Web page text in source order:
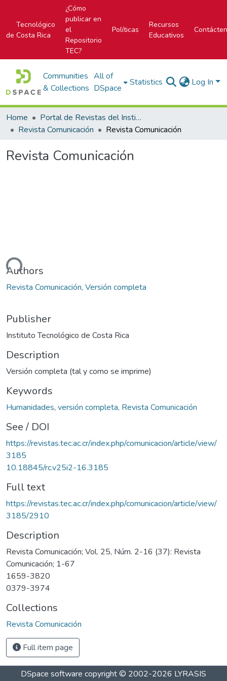
Tecnológico
de Costa Rica
¿Cómo
publicar en
el
Repositorio
TEC?
Políticas
Recursos
Educativos
Communities
& Collections
All of
DSpace
Statistics Log In
Home
Portal de Revistas del Instituto Tecnológico de Costa Rica
Revista Comunicación
Revista Comunicación
Revista Comunicación
Authors
Revista Comunicación, Versión completa
Publisher
Instituto Tecnológico de Costa Rica
Description
Versión completa (tal y como se imprime)
Keywords
Humanidades, versión completa, Revista Comunicación
See / DOI
https://revistas.tec.ac.cr/index.php/comunicacion/article/view/
3185
10.18845/rc.v25i2-16.3185
Full text
https://revistas.tec.ac.cr/index.php/comunicacion/article/view/
3185/2910
Description
Revista Comunicación; Vol. 25, Núm. 2-16 (37): Revista
Comunicación; 1-67
1659-3820
0379-3974
Collections
Revista Comunicación
Full item page
DSpace software copyright © 2002-2026 LYRASIS